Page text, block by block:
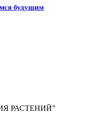
будущим
РАСТЕНИЙ”